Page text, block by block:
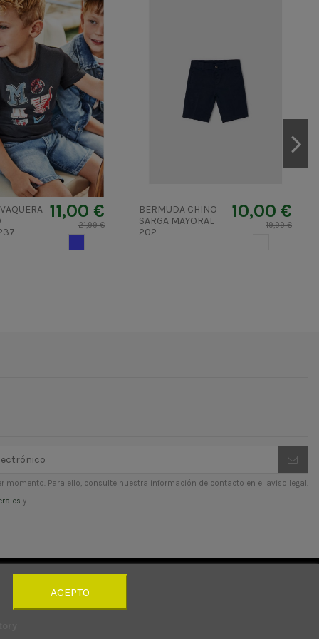
11,00 €
21,99 €
BERMUDA CHINO
SARGA MAYORAL
202
10,00 €
19,99 €
ACEPTO
momento. Para ello, consulte nuestra información de contacto en el aviso legal.
y